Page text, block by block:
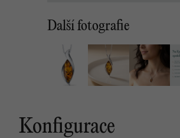
Další fotografie
Konfigurace